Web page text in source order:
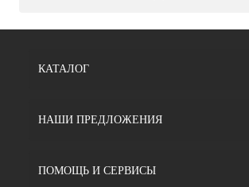
КАТАЛОГ
НАШИ ПРЕДЛОЖЕНИЯ
ПОМОЩЬ И СЕРВИСЫ